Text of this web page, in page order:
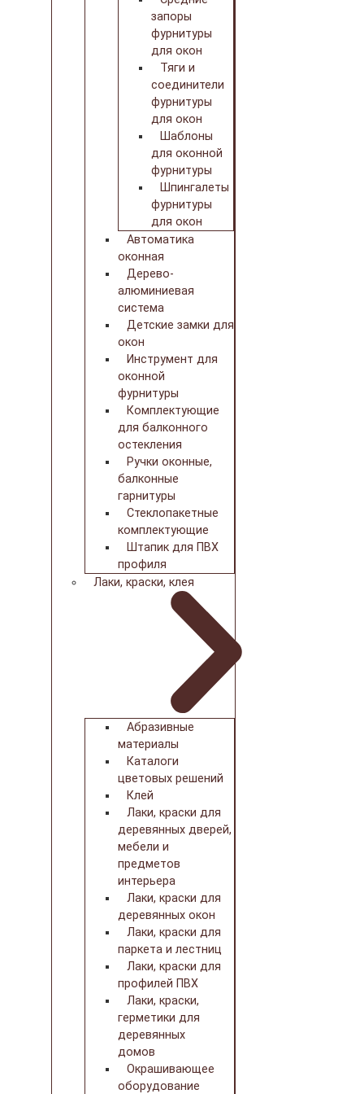
запоры
фурнитуры
для окон
Тяги и
соединители
фурнитуры
для окон
Шаблоны
для оконной
фурнитуры
Шпингалеты
фурнитуры
для окон
Автоматика
оконная
Дерево-
алюминиевая
система
Детские замки для
окон
Инструмент для
оконной
фурнитуры
Комплектующие
для балконного
остекления
Ручки оконные,
балконные
гарнитуры
Стеклопакетные
комплектующие
Штапик для ПВХ
профиля
Лаки, краски, клея
Абразивные
материалы
Каталоги
цветовых решений
Клей
Лаки, краски для
деревянных дверей,
мебели и
предметов
интерьера
Лаки, краски для
деревянных окон
Лаки, краски для
паркета и лестниц
Лаки, краски для
профилей ПВХ
Лаки, краски,
герметики для
деревянных
домов
Окрашивающее
оборудование